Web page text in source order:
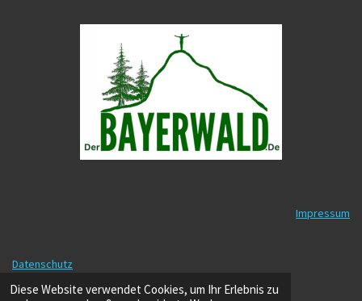
Diese Website verwendet Cookies, um Ihr Erlebnis zu
Impressum
Datenschutz